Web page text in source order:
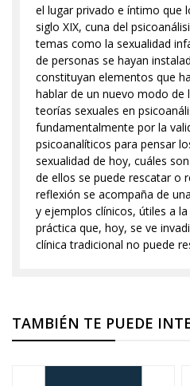
el lugar privado e íntimo que
siglo XIX, cuna del
temas como la sexualidad
de personas se hayan
constituyan elementos que
hablar de un nuevo modo de
teorías sexuales en
fundamentalmente por la
psicoanalíticos para pensar
sexualidad de hoy, cuáles
de ellos se puede rescatar o
reflexión se acompaña de
y ejemplos clínicos, útiles a
práctica que, hoy, se ve
clínica tradicional no puede
TAMBIÉN TE PUEDE